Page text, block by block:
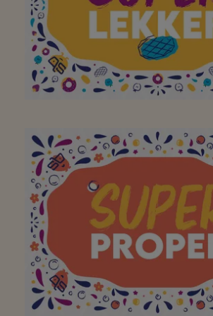
super goed